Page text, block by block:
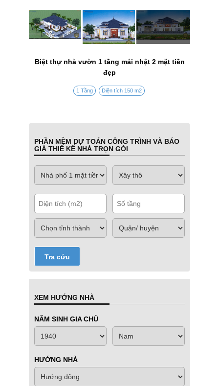
Biệt thự nhà vườn 1 tầng mái nhật 2 mặt tiền
đẹp
1 Tầng Diện tích 150 m2
PHẦN MỀM DỰ TOÁN CÔNG TRÌNH VÀ BÁO
GIÁ THIẾ KẾ NHÀ TRỌN GÓI
Tra cứu
XEM HƯỚNG NHÀ
NĂM SINH GIA CHỦ
HƯỚNG NHÀ